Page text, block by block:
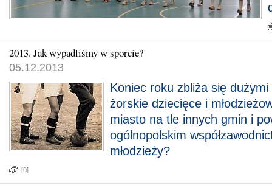
2013. Jak wypadliśmy w sporcie?
05.12.2013
Koniec roku zbliża się dużymi
żorskie dziecięce i
miasto na tle innych gmin i
ogólnopolskim
młodzieży?
[0]